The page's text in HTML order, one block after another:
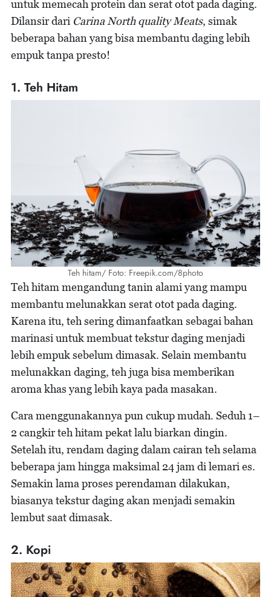
untuk memecah protein dan serat otot pada daging.
Dilansir dari Carina North quality Meats, simak
beberapa bahan yang bisa membantu daging lebih
empuk tanpa presto!
1. Teh Hitam
Teh hitam/ Foto: Freepik.com/8photo
Teh hitam mengandung tanin alami yang mampu
membantu melunakkan serat otot pada daging.
Karena itu, teh sering dimanfaatkan sebagai bahan
marinasi untuk membuat tekstur daging menjadi
lebih empuk sebelum dimasak. Selain membantu
melunakkan daging, teh juga bisa memberikan
aroma khas yang lebih kaya pada masakan.
Cara menggunakannya pun cukup mudah. Seduh 1–
2 cangkir teh hitam pekat lalu biarkan dingin.
Setelah itu, rendam daging dalam cairan teh selama
beberapa jam hingga maksimal 24 jam di lemari es.
Semakin lama proses perendaman dilakukan,
biasanya tekstur daging akan menjadi semakin
lembut saat dimasak.
2. Kopi